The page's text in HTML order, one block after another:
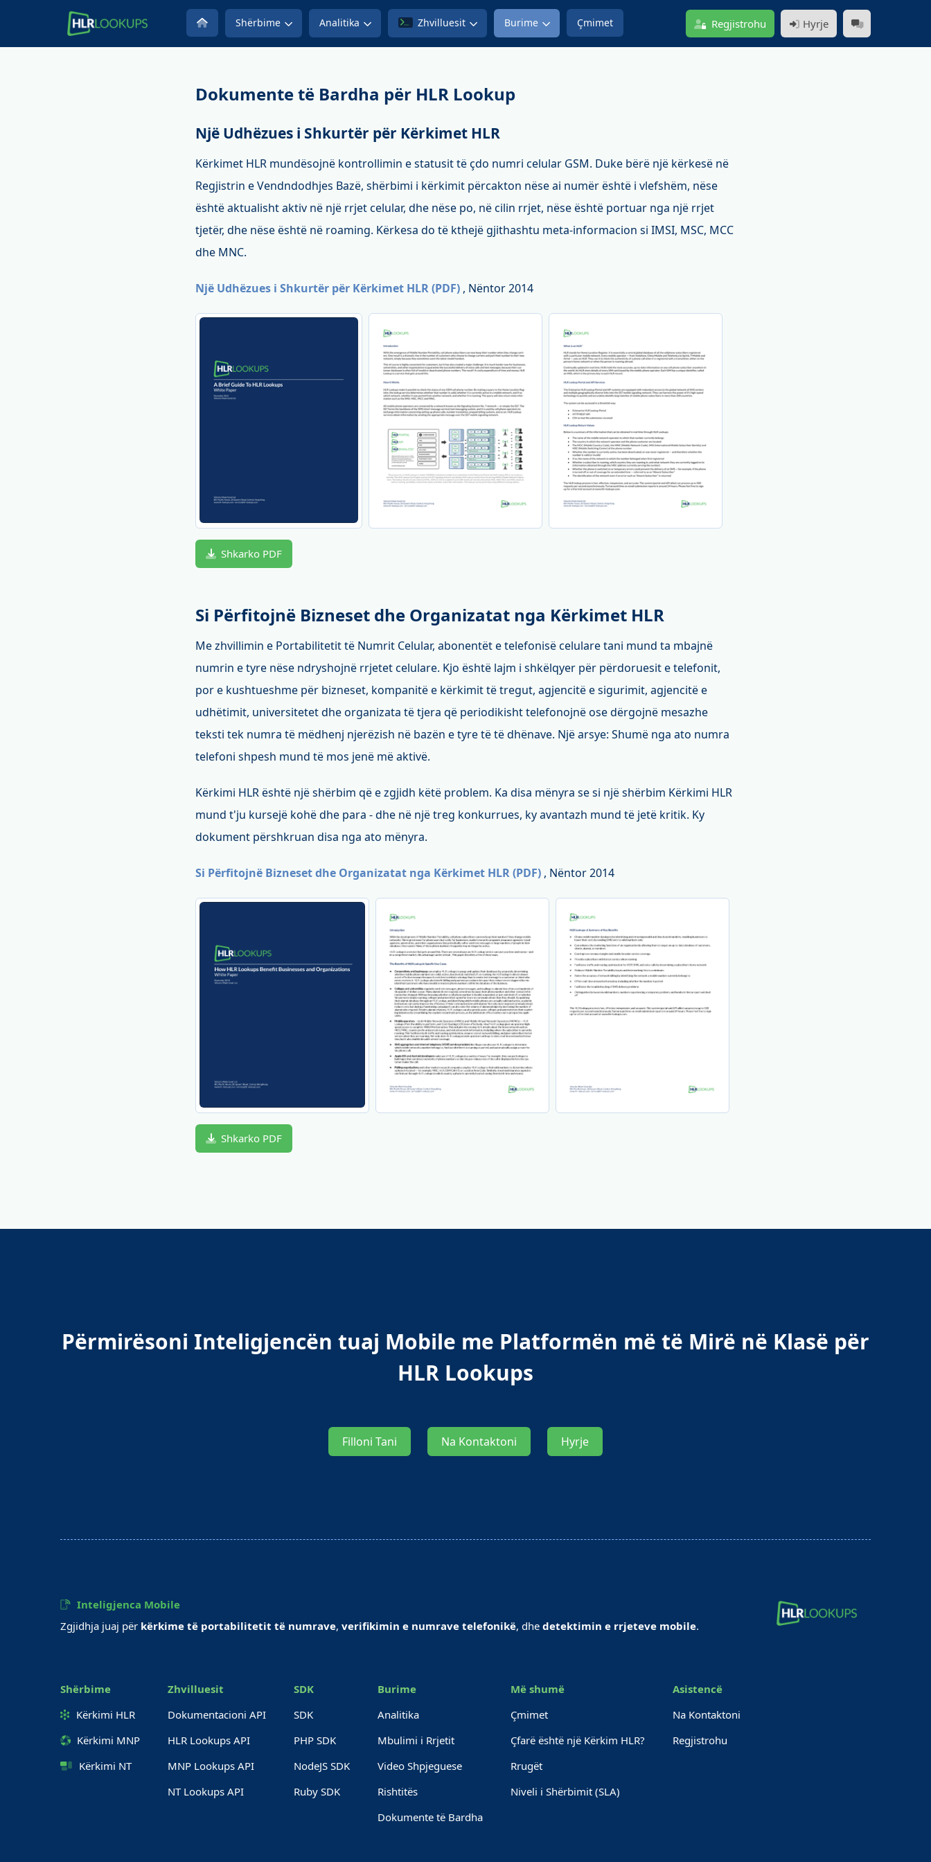
Shërbime Analitika Zhvilluesit Burime Çmimet Regjistrohu Hyrje
Dokumente të Bardha për HLR Lookup
Një Udhëzues i Shkurtër për Kërkimet HLR
Kërkimet HLR mundësojnë kontrollimin e statusit të çdo numri celular GSM. Duke bërë një kërkesë në
Regjistrin e Vendndodhjes Bazë, shërbimi i kërkimit përcakton nëse ai numër është i vlefshëm, nëse
është aktualisht aktiv në një rrjet celular, dhe nëse po, në cilin rrjet, nëse është portuar nga një rrjet
tjetër, dhe nëse është në roaming. Kërkesa do të kthejë gjithashtu meta-informacion si IMSI, MSC, MCC
dhe MNC.
Një Udhëzues i Shkurtër për Kërkimet HLR (PDF) , Nëntor 2014
Shkarko PDF
Si Përfitojnë Bizneset dhe Organizatat nga Kërkimet HLR
Me zhvillimin e Portabilitetit të Numrit Celular, abonentët e telefonisë celulare tani mund ta mbajnë
numrin e tyre nëse ndryshojnë rrjetet celulare. Kjo është lajm i shkëlqyer për përdoruesit e telefonit,
por e kushtueshme për bizneset, kompanitë e kërkimit të tregut, agjencitë e sigurimit, agjencitë e
udhëtimit, universitetet dhe organizata të tjera që periodikisht telefonojnë ose dërgojnë mesazhe
teksti tek numra të mëdhenj njerëzish në bazën e tyre të të dhënave. Një arsye: Shumë nga ato numra
telefoni shpesh mund të mos jenë më aktivë.
Kërkimi HLR është një shërbim që e zgjidh këtë problem. Ka disa mënyra se si një shërbim Kërkimi HLR
mund t'ju kursejë kohë dhe para - dhe në një treg konkurrues, ky avantazh mund të jetë kritik. Ky
dokument përshkruan disa nga ato mënyra.
Si Përfitojnë Bizneset dhe Organizatat nga Kërkimet HLR (PDF) , Nëntor 2014
Shkarko PDF
Përmirësoni Inteligjencën tuaj Mobile me Platformën më të Mirë në Klasë për
HLR Lookups
Filloni Tani Na Kontaktoni Hyrje
Inteligjenca Mobile
Zgjidhja juaj për kërkime të portabilitetit të numrave, verifikimin e numrave telefonikë, dhe detektimin e rrjeteve mobile.
Shërbime
Kërkimi HLR
Kërkimi MNP
Kërkimi NT
Zhvilluesit
Dokumentacioni API
HLR Lookups API
MNP Lookups API
NT Lookups API
SDK
SDK
PHP SDK
NodeJS SDK
Ruby SDK
Burime
Analitika
Mbulimi i Rrjetit
Video Shpjeguese
Rishtitës
Dokumente të Bardha
Më shumë
Çmimet
Çfarë është një Kërkim HLR?
Rrugët
Niveli i Shërbimit (SLA)
Asistencë
Na Kontaktoni
Regjistrohu